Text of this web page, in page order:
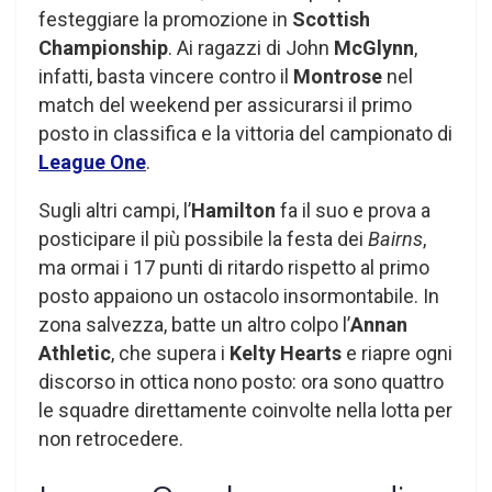
festeggiare la promozione in Scottish
Championship. Ai ragazzi di John McGlynn,
infatti, basta vincere contro il Montrose nel
match del weekend per assicurarsi il primo
posto in classifica e la vittoria del campionato di
League One.
Sugli altri campi, l’Hamilton fa il suo e prova a
posticipare il più possibile la festa dei Bairns,
ma ormai i 17 punti di ritardo rispetto al primo
posto appaiono un ostacolo insormontabile. In
zona salvezza, batte un altro colpo l’Annan
Athletic, che supera i Kelty Hearts e riapre ogni
discorso in ottica nono posto: ora sono quattro
le squadre direttamente coinvolte nella lotta per
non retrocedere.